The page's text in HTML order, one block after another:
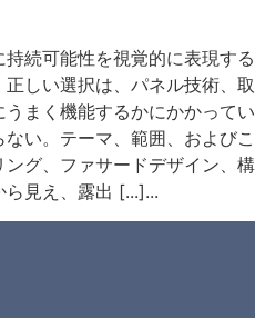
続可能性を視覚的に表現
しい選択は、パネル技術、
まく機能するかにかかって
い。テーマ、範囲、および
グ、ファサードデザイン、
見え、露出 [...]...